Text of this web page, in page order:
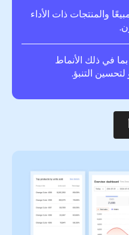
والمنتجات ذات الأداء
في ذلك الأنماط
التنبؤ.